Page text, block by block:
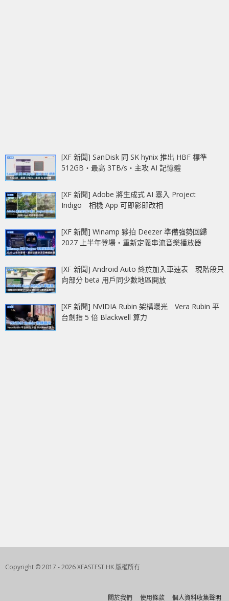
[XF 新聞] SanDisk 同 SK hynix 推出 HBF 標準
512GB‧最高 3TB/s‧主攻 AI 記憶體
[XF 新聞] Adobe 將生成式 AI 塞入 Project
Indigo 相機 App 可即影即改相
[XF 新聞] Winamp 夥拍 Deezer 準備強勢回歸
2027 上半年登場‧重新定義串流音樂播放器
[XF 新聞] Android Auto 終於加入車速表 現階段只
向部分 beta 用戶同少數地區開放
[XF 新聞] NVIDIA Rubin 架構曝光 Vera Rubin 平
台劍指 5 倍 Blackwell 算力
Copyright © 2017 - 2026 XFASTEST HK 版權所有
關於我們 使用條款 個人資料收集聲明